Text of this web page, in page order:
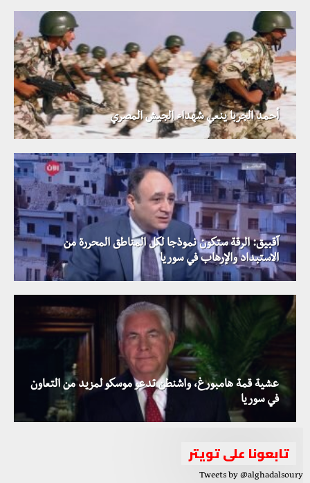
أحمد الجربا ينعي شهداء الجيش المصري
آقبيق: الرقة ستكون نموذجا لكل المناطق المحررة من
الاستبداد والإرهاب في سوريا
عشية قمة هامبورغ، واشنطن تدعو موسكو لمزيد من التعاون
في سوريا
تابعونا على تويتر
Tweets by @alghadalsoury